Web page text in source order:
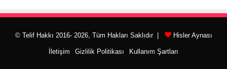
© Telif Hakkı 2016- 2026, Tüm Hakları Saklıdır | Hisler Aynası
İletişim Gizlilik Politikası Kullanım Şartları